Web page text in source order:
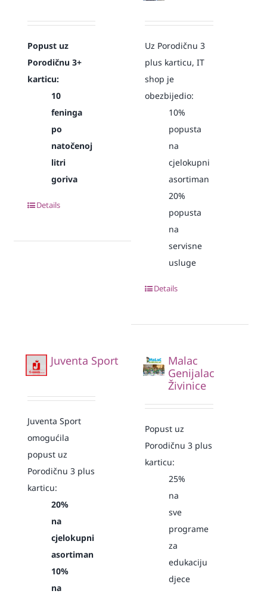
Popust uz
Porodičnu 3+
karticu:
10
feninga
po
natočenoj
litri
goriva
Details
Uz Porodičnu 3
plus karticu, IT
shop je
obezbijedio:
10%
popusta
na
cjelokupni
asortiman
20%
popusta
na
servisne
usluge
Details
Juventa Sport
Juventa Sport
omogućila
popust uz
Porodičnu 3 plus
karticu:
20%
na
cjelokupni
asortiman
10%
na
Malac
Genijalac
Živinice
Popust uz
Porodičnu 3 plus
karticu:
25%
na
sve
programe
za
edukaciju
djece